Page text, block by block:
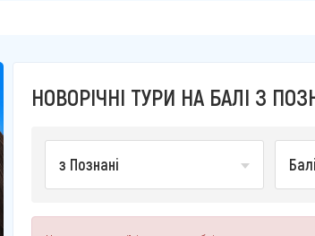
НОВОРІЧНІ ТУРИ НА БАЛІ З
з Познані Балі